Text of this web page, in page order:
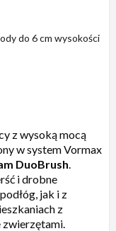
do 6 cm wysokości
z wysoką mocą
w system Vormax
DuoBrush.
i drobne
jak i z
z
zwierzętami.